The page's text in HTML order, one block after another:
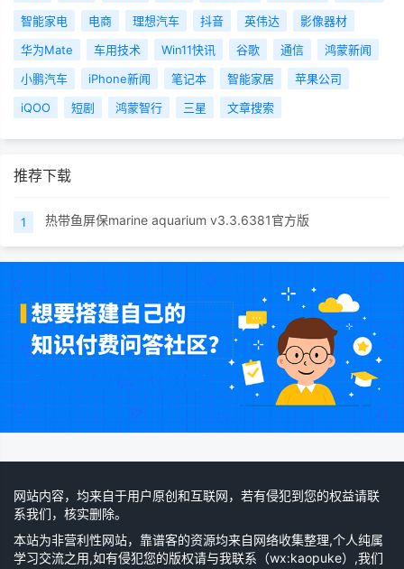
智能家电
电商 理想汽车 抖音 英伟达
影像器材
华为Mate
车用技术 Win11快讯 谷歌 通信
鸿蒙新闻
小鹏汽车
iPhone新闻 笔记本 智能家居
苹果公司
iQOO
短剧 鸿蒙智行 三星 文章搜索
推荐下载
1 热带鱼屏保marine aquarium v3.3.6381官方版
网站内容，均来自于用户原创和互联网，若有侵犯到您的权益请联
系我们，核实删除。
本站为非营利性网站，靠谱客的资源均来自网络收集整理,个人纯属
学习交流之用,如有侵犯您的版权请与我联系（wx:kaopuke）,我们